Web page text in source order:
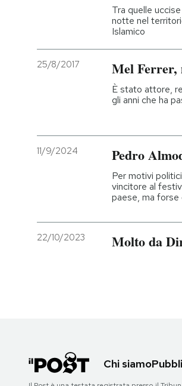
Tra quelle
notte nel
Islamico
25/8/2017 Mel
È stato attore,
gli anni che ha
11/9/2024 Pedro
Per motivi
vincitore al
paese, ma forse
22/10/2023 Molto da
Chi siamo